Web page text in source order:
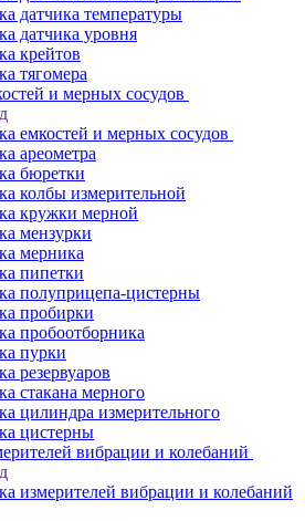
датчика температуры
датчика уровня
крейтов
тягомера
и мерных сосудов
емкостей и мерных сосудов
ареометра
бюретки
колбы измерительной
кружки мерной
мензурки
мерника
пипетки
полуприцепа-цистерны
пробирки
пробоотборника
пурки
резервуаров
стакана мерного
цилиндра измерительного
цистерны
вибрации и колебаний
измерителей вибрации и колебаний